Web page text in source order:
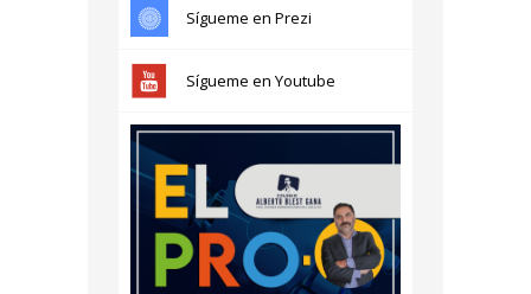
Sígueme en Prezi
Sígueme en Youtube